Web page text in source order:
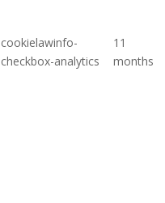
cookielawinfo-
checkbox-analytics
11
months